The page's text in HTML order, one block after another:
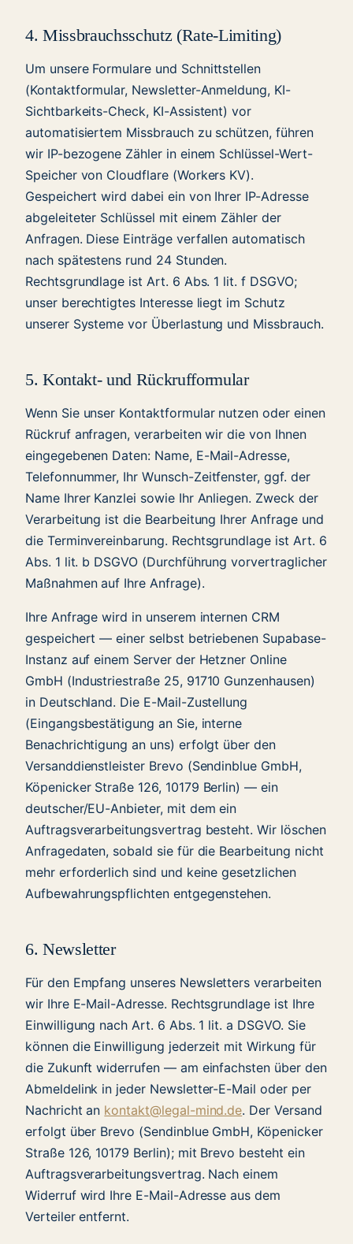
4. Missbrauchsschutz (Rate-Limiting)
Um unsere Formulare und Schnittstellen
(Kontaktformular, Newsletter-Anmeldung, KI-
Sichtbarkeits-Check, KI-Assistent) vor
automatisiertem Missbrauch zu schützen, führen
wir IP-bezogene Zähler in einem Schlüssel-Wert-
Speicher von Cloudflare (Workers KV).
Gespeichert wird dabei ein von Ihrer IP-Adresse
abgeleiteter Schlüssel mit einem Zähler der
Anfragen. Diese Einträge verfallen automatisch
nach spätestens rund 24 Stunden.
Rechtsgrundlage ist Art. 6 Abs. 1 lit. f DSGVO;
unser berechtigtes Interesse liegt im Schutz
unserer Systeme vor Überlastung und Missbrauch.
5. Kontakt- und Rückrufformular
Wenn Sie unser Kontaktformular nutzen oder einen
Rückruf anfragen, verarbeiten wir die von Ihnen
eingegebenen Daten: Name, E-Mail-Adresse,
Telefonnummer, Ihr Wunsch-Zeitfenster, ggf. der
Name Ihrer Kanzlei sowie Ihr Anliegen. Zweck der
Verarbeitung ist die Bearbeitung Ihrer Anfrage und
die Terminvereinbarung. Rechtsgrundlage ist Art. 6
Abs. 1 lit. b DSGVO (Durchführung vorvertraglicher
Maßnahmen auf Ihre Anfrage).
Ihre Anfrage wird in unserem internen CRM
gespeichert — einer selbst betriebenen Supabase-
Instanz auf einem Server der Hetzner Online
GmbH (Industriestraße 25, 91710 Gunzenhausen)
in Deutschland. Die E-Mail-Zustellung
(Eingangsbestätigung an Sie, interne
Benachrichtigung an uns) erfolgt über den
Versanddienstleister Brevo (Sendinblue GmbH,
Köpenicker Straße 126, 10179 Berlin) — ein
deutscher/EU-Anbieter, mit dem ein
Auftragsverarbeitungsvertrag besteht. Wir löschen
Anfragedaten, sobald sie für die Bearbeitung nicht
mehr erforderlich sind und keine gesetzlichen
Aufbewahrungspflichten entgegenstehen.
6. Newsletter
Für den Empfang unseres Newsletters verarbeiten
wir Ihre E-Mail-Adresse. Rechtsgrundlage ist Ihre
Einwilligung nach Art. 6 Abs. 1 lit. a DSGVO. Sie
können die Einwilligung jederzeit mit Wirkung für
die Zukunft widerrufen — am einfachsten über den
Abmeldelink in jeder Newsletter-E-Mail oder per
Nachricht an kontakt@legal-mind.de. Der Versand
erfolgt über Brevo (Sendinblue GmbH, Köpenicker
Straße 126, 10179 Berlin); mit Brevo besteht ein
Auftragsverarbeitungsvertrag. Nach einem
Widerruf wird Ihre E-Mail-Adresse aus dem
Verteiler entfernt.